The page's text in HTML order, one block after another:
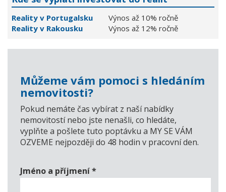
Reality v Portugalsku
Výnos až 10% ročně
Reality v Rakousku
Výnos až 12% ročně
Můžeme vám pomoci s hledáním
nemovitosti?
Pokud nemáte čas vybírat z naší nabídky
nemovitostí nebo jste nenašli, co hledáte,
vyplňte a pošlete tuto poptávku a MY SE VÁM
OZVEME nejpozději do 48 hodin v pracovní den.
Jméno a příjmení*